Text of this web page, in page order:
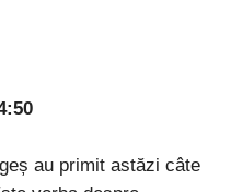
au primit astăzi câte